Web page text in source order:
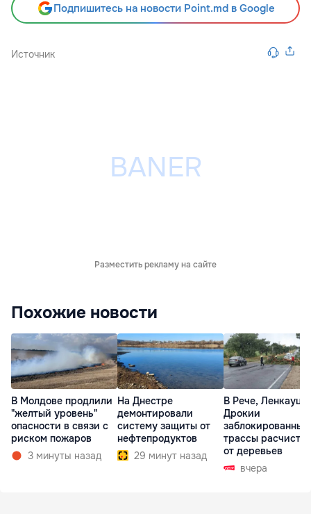
Подпишитесь на новости Point.md в Google
Источник
Разместить рекламу на сайте
Похожие новости
В Молдове продлили
"желтый уровень"
опасности в связи с
риском пожаров
3 минуты назад
На Днестре
демонтировали
систему защиты от
нефтепродуктов
29 минут назад
В Рече,
Дрокии
заблокированные
трассы
от деревьев
вчера